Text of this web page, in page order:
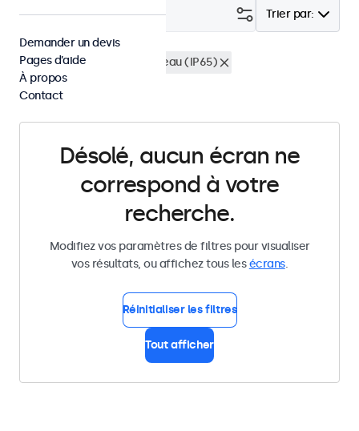
Trier par:
Filtrer (0)
Encastrable
Résistant à l'eau (IP65)
Supprimer tous les filtres
Désolé, aucun écran ne
correspond à votre
recherche.
Modifiez vos paramètres de filtres pour visualiser
vos résultats, ou affichez tous lesécrans.
Réinitialiser les filtres
Tout afficher
Demander un devis
Pages d’aide
À propos
Contact